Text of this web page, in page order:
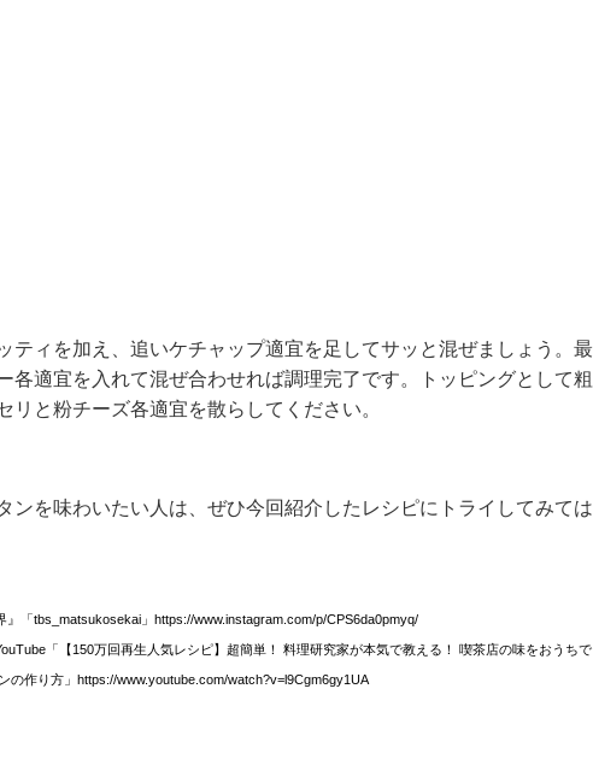
ティを加え、追いケチャップ適宜を足してサッと混ぜましょう。最
各適宜を入れて混ぜ合わせれば調理完了です。トッピングとして粗
リと粉チーズ各適宜を散らしてください。
ンを味わいたい人は、ぜひ今回紹介したレシピにトライしてみては
』「tbs_matsukosekai」https://www.instagram.com/p/CPS6da0pmyq/
「【150万回再生人気レシピ】超簡単！ 料理研究家が本気で教える！ 喫茶店の味をおうちで
の作り方」https://www.youtube.com/watch?v=l9Cgm6gy1UA